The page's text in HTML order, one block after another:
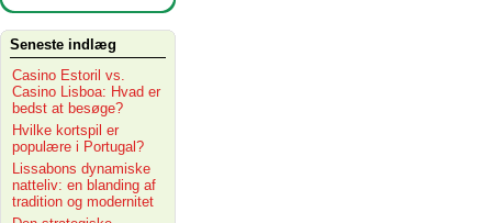
Seneste indlæg
Casino Estoril vs.
Casino Lisboa: Hvad er
bedst at besøge?
Hvilke kortspil er
populære i Portugal?
Lissabons dynamiske
natteliv: en blanding af
tradition og modernitet